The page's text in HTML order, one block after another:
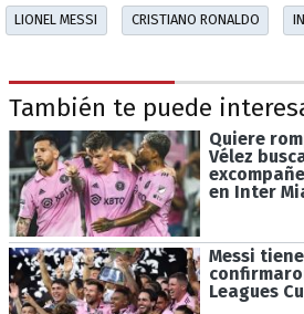
LIONEL MESSI CRISTIANO RONALDO
También te puede
Quiere
Vélez
en Inter
Messi
Leagues